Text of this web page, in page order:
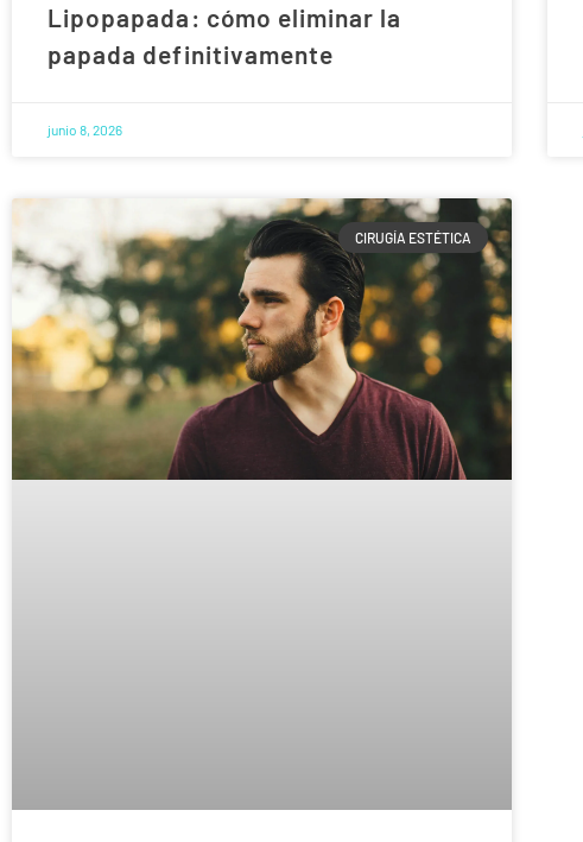
Lipopapada: cómo eliminar la
papada definitivamente
junio 8, 2026
CIRUGÍA ESTÉTICA